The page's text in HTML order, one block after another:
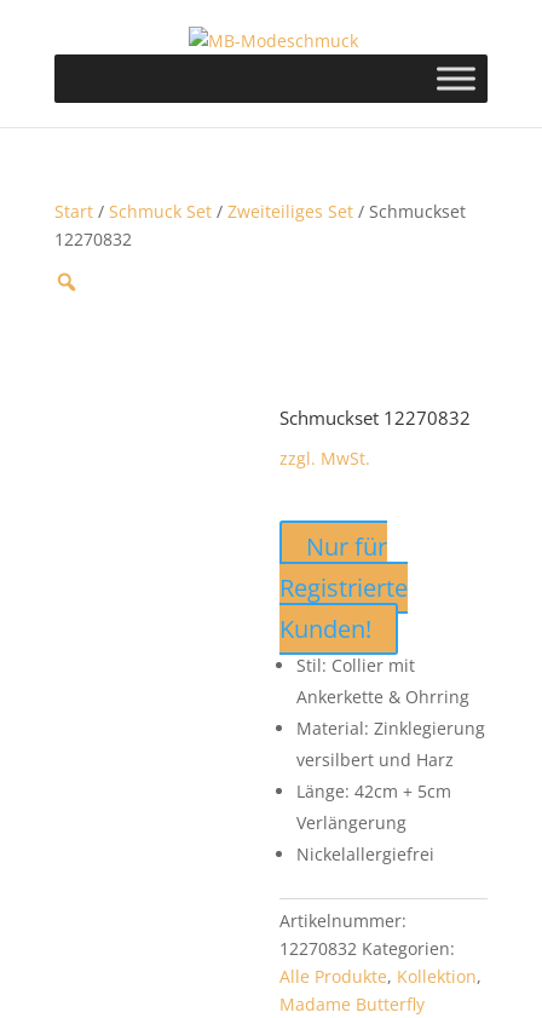
Start/ Schmuck Set/ Zweiteiliges Set/ Schmuckset
12270832
Schmuckset 12270832
zzgl. MwSt.
Nur für
Registrierte
Kunden!
Stil: Collier mit
Ankerkette & Ohrring
Material: Zinklegierung
versilbert und Harz
Länge: 42cm + 5cm
Verlängerung
Nickelallergiefrei
Artikelnummer:
12270832 Kategorien:
Alle Produkte, Kollektion,
Madame Butterfly